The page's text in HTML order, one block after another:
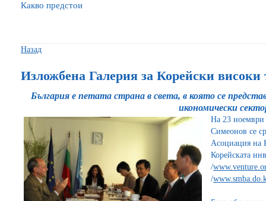
Какво предстои
Назад
Изложбена Галерия за Корейски високи
България е петата страна в света, в която се
икономически
На 23 ноември
Симеонов се
Асоциация на
Корейската
/
/